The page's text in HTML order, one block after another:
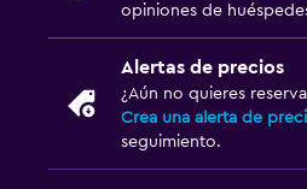
opiniones de
Alertas de precios
¿Aún no quieres
Crea una alerta de
seguimiento.